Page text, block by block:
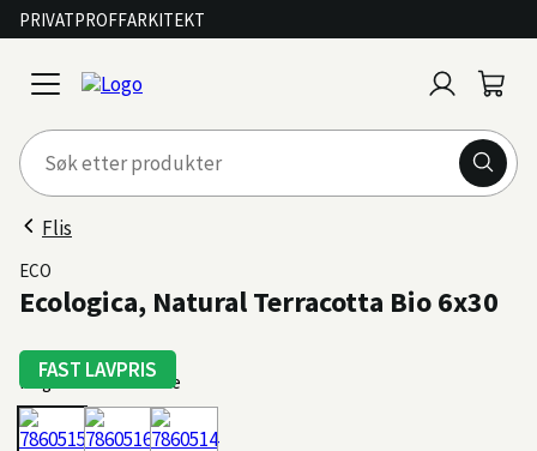
PRIVATPROFFARKITEKT
open
menu
inn
Flis
FAST LAVPRIS
ECO
Ecologica, Natural Terracotta Bio 6x30
Farge: Cotto Naturale